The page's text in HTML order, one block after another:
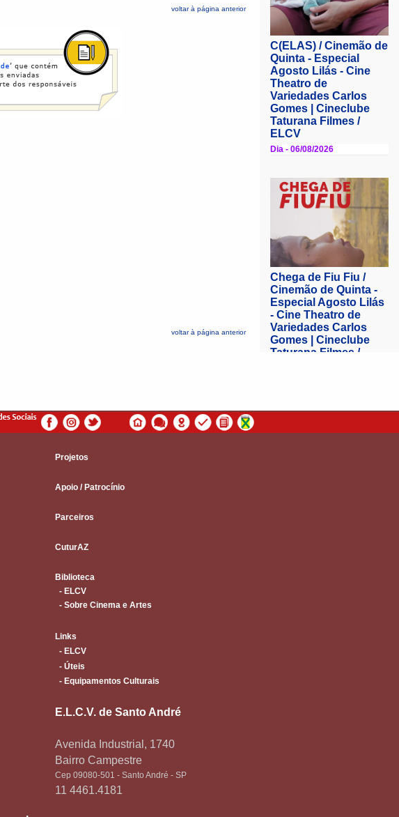
voltar à página anterior
voltar à página anterior
Projetos
Apoio / Patrocínio
Parceiros
CuturAZ
Biblioteca
- ELCV
- Sobre Cinema e Artes
Links
- ELCV
- Úteis
- Equipamentos Culturais
E.L.C.V. de Santo André
Avenida Industrial, 1740
Bairro Campestre
Cep 09080-501 - Santo André - SP
11 4461.4181